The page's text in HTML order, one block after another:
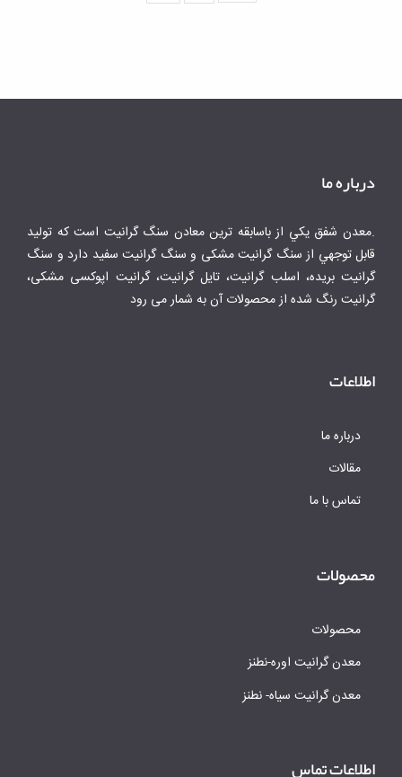
درباره ما
.معدن شفق يكي از باسابقه ترين معادن سنگ گرانيت است كه توليد
قابل توجهي از سنگ گرانیت مشکی و سنگ گرانیت سفید دارد و سنگ
گرانیت بریده، اسلب گرانیت، تایل گرانیت، گرانیت اپوکسی مشکی،
گرانیت رنگ شده از محصولات آن به شمار می رود
اطلاعات
درباره ما
مقالات
تماس با ما
محصولات
محصولات
معدن گرانیت اوره-نطنز
معدن گرانیت سیاه- نطنز
اطلاعات تماس